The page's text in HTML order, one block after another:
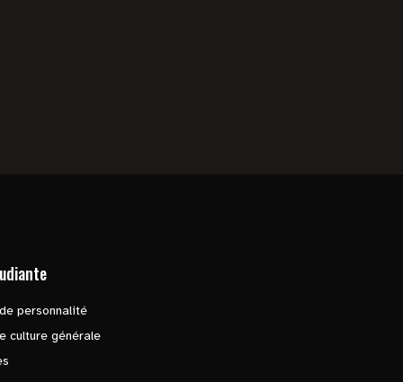
personnalité
culture générale